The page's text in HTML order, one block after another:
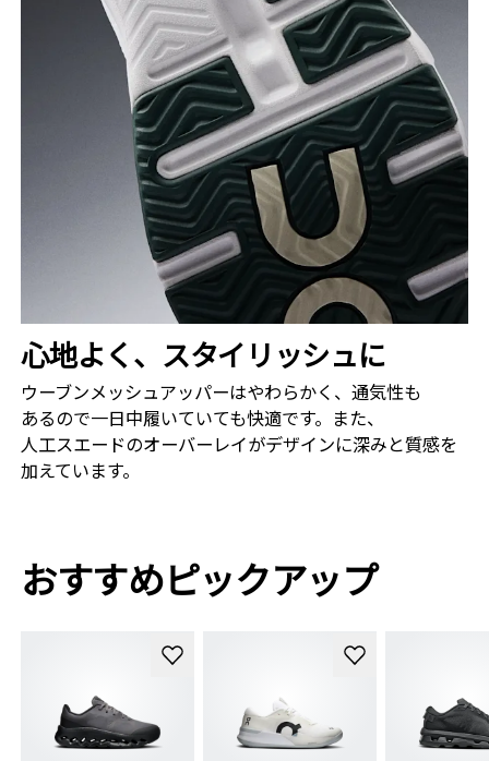
心地よく、​スタイリッシュに
ウーブンメッシュアッパーは​やわらかく、​通気性も​
あるので​一日​中履いていても​快適です。​また、​
人工スエードの​オーバーレイが​デザインに​深みと​質感を​
加えています。
おすすめピックアップ